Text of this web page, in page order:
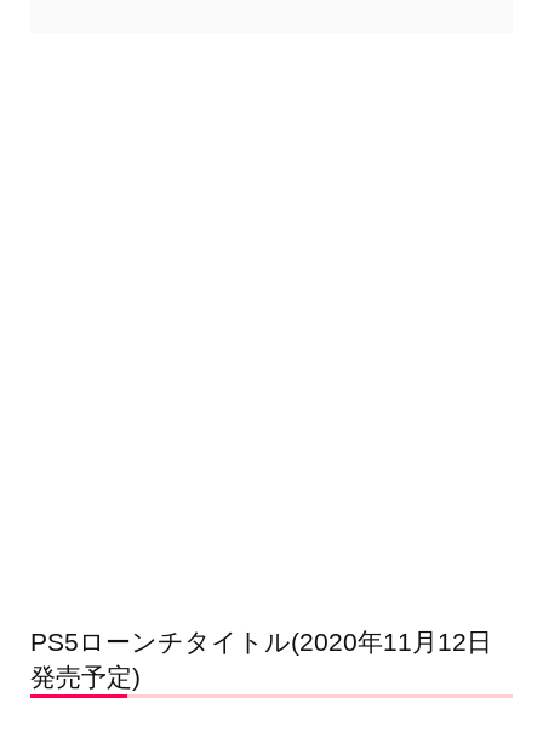
PS5ローンチタイトル(2020年11月12日
発売予定)